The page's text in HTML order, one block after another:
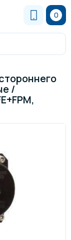
0
/